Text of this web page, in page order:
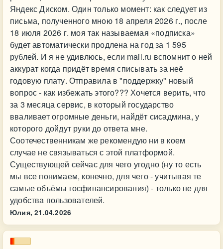
Яндекс Диском. Один только момент: как следует из
письма, полученного мною 18 апреля 2026 г., после
18 июля 2026 г. моя так называемая «подписка»
будет автоматически продлена на год за 1 595
рублей. И я не удивлюсь, если mail.ru вспомнит о ней
аккурат когда придёт время списывать за неё
годовую плату. Отправила в "поддержку" новый
вопрос - как избежать этого??? Хочется верить, что
за 3 месяца сервис, в который государство
вваливает огромные деньги, найдёт сисадмина, у
которого дойдут руки до ответа мне.
Соотечественникам же рекомендую ни в коем
случае не связываться с этой платформой.
Существующей сейчас для чего угодно (ну то есть
мы все понимаем, конечно, для чего - учитывая те
самые объёмы госфинансирования) - только не для
удобства пользователей.
Юлия, 21.04.2026